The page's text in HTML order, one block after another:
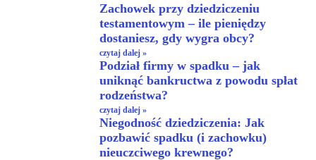
Zachowek przy dziedziczeniu
testamentowym – ile pieniędzy
dostaniesz, gdy wygra obcy?
czytaj dalej »
Podział firmy w spadku – jak
uniknąć bankructwa z powodu spłat
rodzeństwa?
czytaj dalej »
Niegodność dziedziczenia: Jak
pozbawić spadku (i zachowku)
nieuczciwego krewnego?